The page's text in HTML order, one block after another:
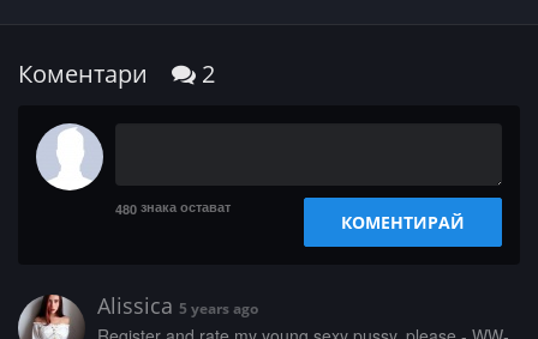
Коментари 2
480 знака остават
КОМЕНТИРАЙ
Alissica 5 years ago